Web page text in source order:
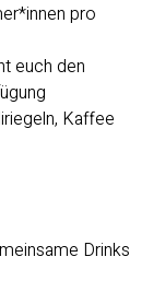
pro
euch den
Kaffee
Drinks